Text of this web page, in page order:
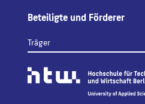
Beteiligte und Förderer
Träger